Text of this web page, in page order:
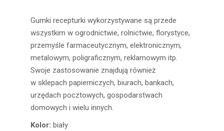
Gumki recepturki wykorzystywane są przede
wszystkim w ogrodnictwie, rolnictwie, florystyce,
przemyśle farmaceutycznym, elektronicznym,
metalowym, poligraficznym, reklamowym itp.
Swoje zastosowanie znajdują również
w sklepach papierniczych, biurach, bankach,
urzędach pocztowych, gospodarstwach
domowych i wielu innych.
Kolor: biały